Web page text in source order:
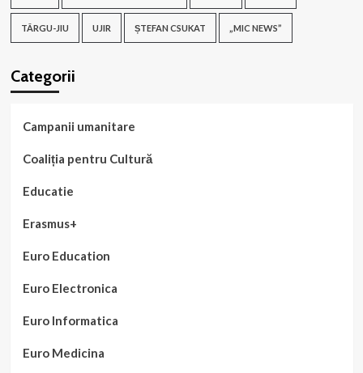
TÂRGU-JIU UJIR ȘTEFAN CSUKAT „MIC NEWS”
Categorii
Campanii umanitare
Coaliția pentru Cultură
Educatie
Erasmus+
Euro Education
Euro Electronica
Euro Informatica
Euro Medicina